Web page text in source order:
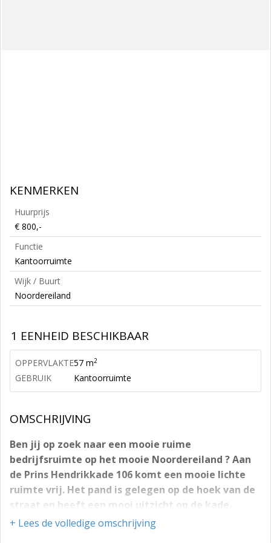
KENMERKEN
Huurprijs
€ 800,-
Functie
Kantoorruimte
Wijk / Buurt
Noordereiland
1 EENHEID BESCHIKBAAR
OPPERVLAKTE57 m2
GEBRUIK Kantoorruimte
OMSCHRIJVING
Ben jij op zoek naar een mooie ruime
bedrijfsruimte op het mooie Noordereiland ? Aan
de Prins Hendrikkade 106 komt een mooie lichte
ruimte vrij. Het pand is gelegen op de hoek van de
straat en heeft een mooi uitzicht op de kade.
Ligging
+ Lees de volledige omschrijving